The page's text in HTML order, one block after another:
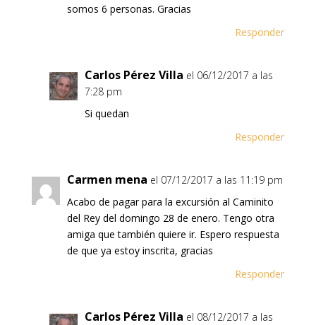
somos 6 personas. Gracias
Responder
Carlos Pérez Villa el 06/12/2017 a las
7:28 pm
Si quedan
Responder
Carmen mena el 07/12/2017 a las 11:19 pm
Acabo de pagar para la excursión al Caminito
del Rey del domingo 28 de enero. Tengo otra
amiga que también quiere ir. Espero respuesta
de que ya estoy inscrita, gracias
Responder
Carlos Pérez Villa el 08/12/2017 a las